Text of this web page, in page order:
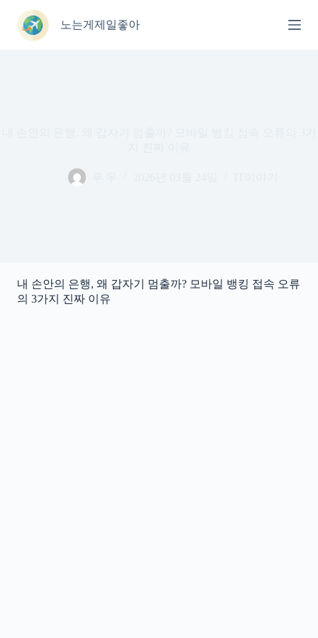
노는게제일좋아
내 손안의 은행, 왜 갑자기 멈출까? 모바일 뱅킹 접속 오류
의 3가지 진짜 이유